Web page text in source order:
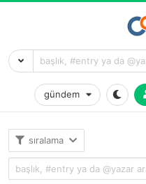
gündem
sıralama